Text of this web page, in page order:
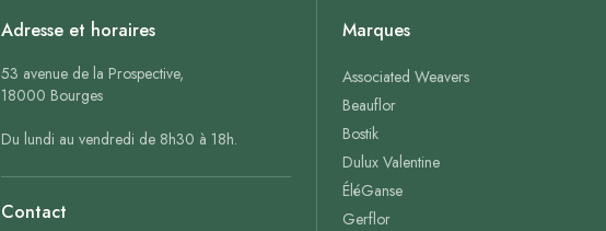
Adresse et horaires
53 avenue de la Prospective,
18000 Bourges
Du lundi au vendredi de 8h30 à 18h.
Contact
Marques
Associated Weavers
Beauflor
Bostik
Dulux Valentine
ÉléGanse
Gerflor